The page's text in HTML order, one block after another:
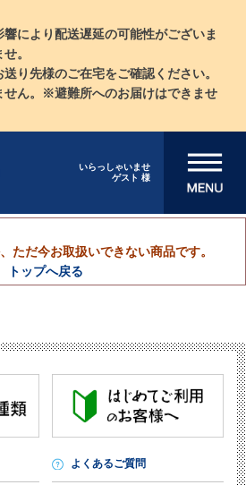
響により配送遅延の可能性がございま
。
り先様のご在宅をご確認ください。
ん。※避難所へのお届けはできませ
いらっしゃいませ
ゲスト 様
メニューを開
ただ今お取扱いできない商品です。
トップへ戻る
よくあるご質問